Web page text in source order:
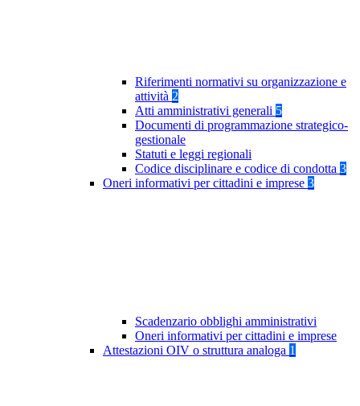
Riferimenti normativi su organizzazione e
attività 2
Atti amministrativi generali 5
Documenti di programmazione strategico-
gestionale
Statuti e leggi regionali
Codice disciplinare e codice di condotta 3
Oneri informativi per cittadini e imprese 3
Scadenzario obblighi amministrativi
Oneri informativi per cittadini e imprese
Attestazioni OIV o struttura analoga 1